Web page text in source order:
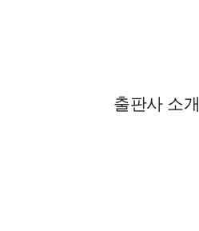
출판사 소개